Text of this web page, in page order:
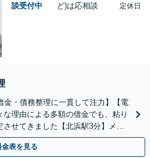
談受付中
ど)は応相談
定休日
金・債務整理に一貫して注力】【電
理由による多額の借金でも、粘り
せてきました【北浜駅3分】メリ
説明
金表を見る